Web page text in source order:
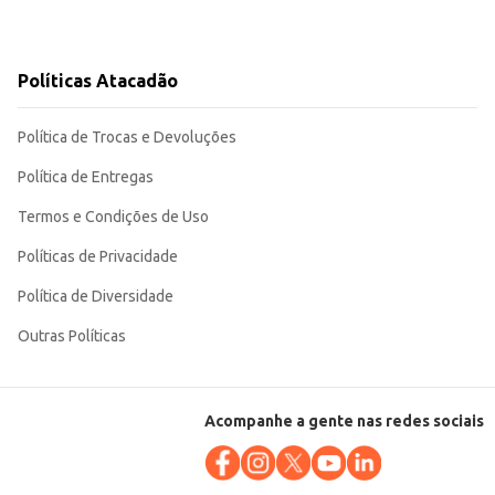
Políticas Atacadão
Política de Trocas e Devoluções
Política de Entregas
Termos e Condições de Uso
Políticas de Privacidade
Política de Diversidade
Outras Políticas
Acompanhe a gente nas redes sociais